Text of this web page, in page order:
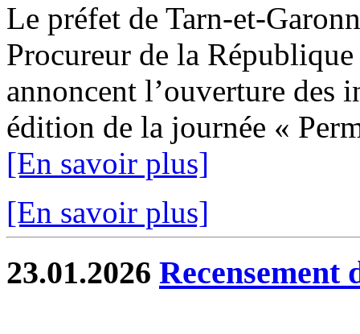
Le préfet de Tarn-et-
Procureur de la
annoncent l’ouverture des
édition de la journée «
[En savoir plus]
[En savoir plus]
23.01.2026 Recensement